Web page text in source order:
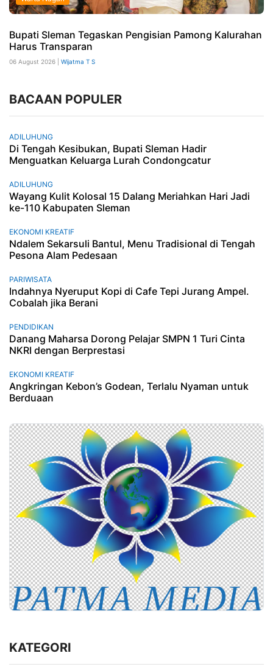
Bupati Sleman Tegaskan Pengisian Pamong Kalurahan
Harus Transparan
06 August 2026 | Wijatma T S
BACAAN POPULER
ADILUHUNG
Di Tengah Kesibukan, Bupati Sleman Hadir
Menguatkan Keluarga Lurah Condongcatur
ADILUHUNG
Wayang Kulit Kolosal 15 Dalang Meriahkan Hari Jadi
ke-110 Kabupaten Sleman
EKONOMI KREATIF
Ndalem Sekarsuli Bantul, Menu Tradisional di Tengah
Pesona Alam Pedesaan
PARIWISATA
Indahnya Nyeruput Kopi di Cafe Tepi Jurang Ampel.
Cobalah jika Berani
PENDIDIKAN
Danang Maharsa Dorong Pelajar SMPN 1 Turi Cinta
NKRI dengan Berprestasi
EKONOMI KREATIF
Angkringan Kebon’s Godean, Terlalu Nyaman untuk
Berduaan
KATEGORI